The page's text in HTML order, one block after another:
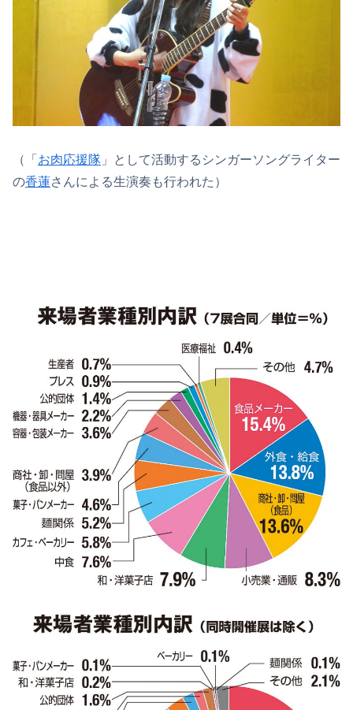
（「 お肉応援隊 」として活動するシンガーソングライター
の香蓮さんによる生演奏も行われた）